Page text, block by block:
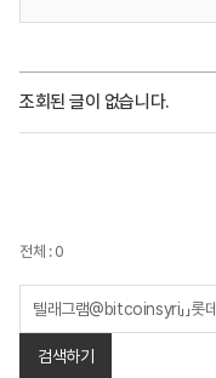
조회된 글이 없습니다.
전체 : 0
검색하기